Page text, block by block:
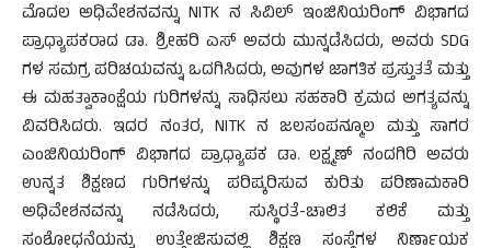
ಮೊದಲ ಅಧಿವೇಶನವನ್ನು NITK ನ ಸಿವಿಲ್ ಇಂಜಿನಿಯರಿಂಗ್ ವಿಭಾಗದ
ಪ್ರಾಧ್ಯಾಪಕರಾದ ಡಾ. ಶ್ರೀಹರಿ ಎಸ್ ಅವರು ಮುನ್ನಡೆಸಿದರು, ಅವರು SDG
ಗಳ ಸಮಗ್ರ ಪರಿಚಯವನ್ನು ಒದಗಿಸಿದರು, ಅವುಗಳ ಜಾಗತಿಕ ಪ್ರಸ್ತುತತೆ ಮತ್ತು
ಈ ಮಹತ್ವಾಕಾಂಕ್ಷೆಯ ಗುರಿಗಳನ್ನು ಸಾಧಿಸಲು ಸಹಕಾರಿ ಕ್ರಮದ ಅಗತ್ಯವನ್ನು
ವಿವರಿಸಿದರು. ಇದರ ನಂತರ, NITK ನ ಜಲಸಂಪನ್ಮೂಲ ಮತ್ತು ಸಾಗರ
ಎಂಜಿನಿಯರಿಂಗ್ ವಿಭಾಗದ ಪ್ರಾಧ್ಯಾಪಕ ಡಾ. ಲಕ್ಷ್ಮಣ್ ನಂದಗಿರಿ ಅವರು
ಉನ್ನತ ಶಿಕ್ಷಣದ ಗುರಿಗಳನ್ನು ಪರಿಷ್ಕರಿಸುವ ಕುರಿತು ಪರಿಣಾಮಕಾರಿ
ಅಧಿವೇಶನವನ್ನು ನಡೆಸಿದರು, ಸುಸ್ಥಿರತೆ-ಚಾಲಿತ ಕಲಿಕೆ ಮತ್ತು
ಸಂಶೋಧನೆಯನ್ನು ಉತ್ತೇಜಿಸುವಲ್ಲಿ ಶಿಕ್ಷಣ ಸಂಸ್ಥೆಗಳ ನಿರ್ಣಾಯಕ